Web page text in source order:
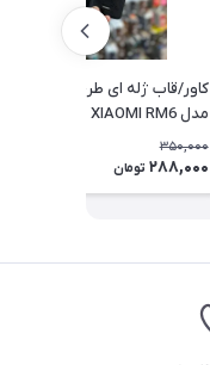
کاور/قاب ژله ای طرح فوکوس
مدل XIAOMI RM6
350,000
288,000 تومان